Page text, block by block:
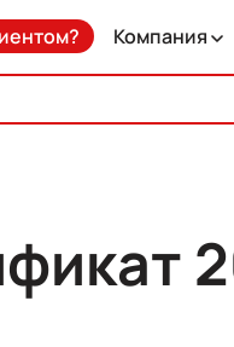
Компания